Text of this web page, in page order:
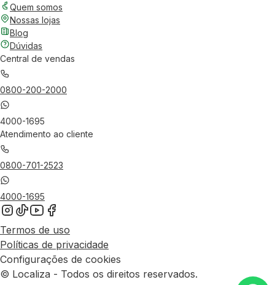
Quem somos
Nossas lojas
Blog
Dúvidas
Central de vendas
0800-200-2000
4000-1695
Atendimento ao cliente
0800-701-2523
4000-1695
Termos de uso
Políticas de privacidade
Configurações de cookies
© Localiza - Todos os direitos reservados.